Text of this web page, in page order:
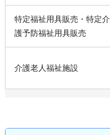
特定福祉用具販売・特定介
護予防福祉用具販売
介護老人福祉施設